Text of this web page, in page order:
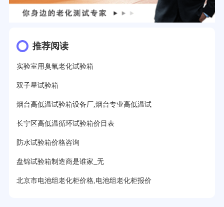
推荐阅读
实验室用臭氧老化试验箱
双子星试验箱
烟台高低温试验箱设备厂,烟台专业高低温试
长宁区高低温循环试验箱价目表
防水试验箱价格咨询
盘锦试验箱制造商是谁家_无
北京市电池组老化柜价格,电池组老化柜报价